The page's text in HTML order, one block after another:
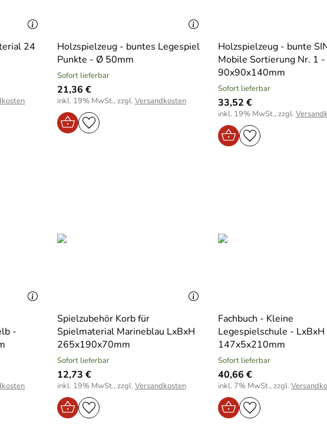
24
Holzspielzeug - buntes Legespiel
Punkte - Ø 50mm
Sofort lieferbar
21,36 €
inkl. 19% MwSt., zzgl. Versandkosten
Holzspielzeug - bunte
Mobile Sortierung Nr. 1 -
90x90x140mm
Sofort lieferbar
33,52 €
inkl. 19% MwSt., zzgl.
-
Spielzubehör Korb für
Spielmaterial Marineblau LxBxH
265x190x70mm
Sofort lieferbar
12,73 €
inkl. 19% MwSt., zzgl. Versandkosten
Fachbuch - Kleine
Legespielschule - LxBxH
147x5x210mm
Sofort lieferbar
40,66 €
inkl. 7% MwSt., zzgl.